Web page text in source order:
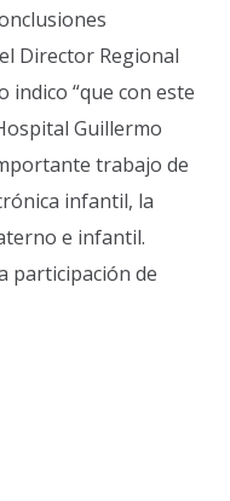
Director Regional
indico “que con este
Guillermo
trabajo de
infantil, la
e infantil.
participación de